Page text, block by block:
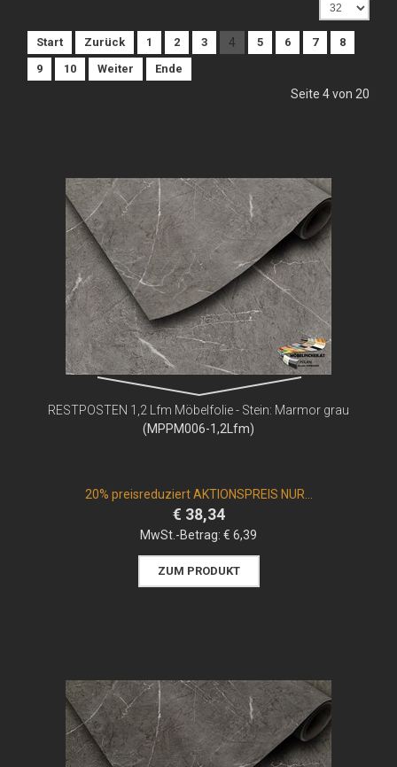
Start Zurück 1 2 3 4 5 6 7
8
9
10 Weiter Ende
Seite 4 von 20
RESTPOSTEN 1,2 Lfm Möbelfolie - Stein: Marmor grau
(MPPM006-1,2Lfm)
20% preisreduziert AKTIONSPREIS NUR...
€ 38,34
MwSt.-Betrag: € 6,39
ZUM PRODUKT